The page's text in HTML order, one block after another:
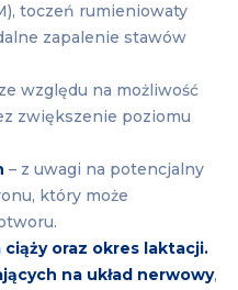
toczeń rumieniowaty
zapalenie stawów
względu na możliwość
zwiększenie poziomu
– z uwagi na potencjalny
który może
oraz okres laktacji.
na układ nerwowy,